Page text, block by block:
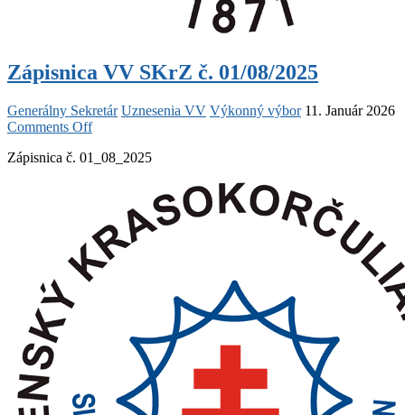
Zápisnica VV SKrZ č. 01/08/2025
Generálny Sekretár Uznesenia VV Výkonný výbor 11. Január 2026
Comments Offon
VV
01/08/2025
Zápisnica č. 01_08_2025